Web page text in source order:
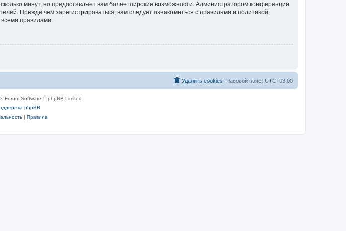
минут, но предоставляет вам более широкие возможности. Администратором конференции
Прежде чем зарегистрироваться, вам следует ознакомиться с правилами и политикой,
правилами.
Часовой пояс: UTC+03:00
Удалить cookies
® Forum Software © phpBB Limited
phpBB
| Правила